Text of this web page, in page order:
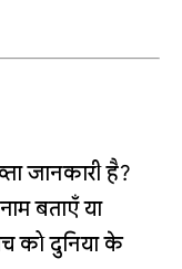
जानकारी है?
बताएँ या
को दुनिया के